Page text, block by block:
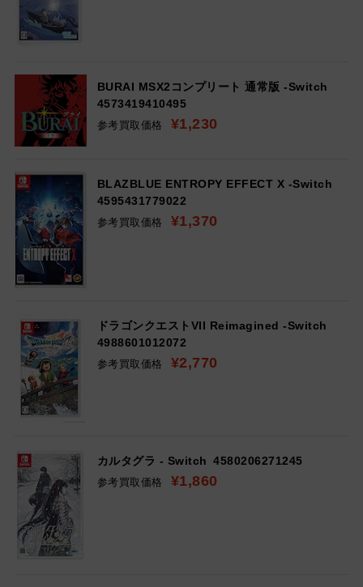
参考買取価格 ¥1,230
BURAI MSX2コンプリート 通常版 -Switch
4573419410495
参考買取価格 ¥1,370
BLAZBLUE ENTROPY EFFECT X -Switch
4595431779022
参考買取価格 ¥2,770
ドラゴンクエストVII Reimagined -Switch
4988601012072
参考買取価格 ¥1,860
カルタグラ - Switch 4580206271245